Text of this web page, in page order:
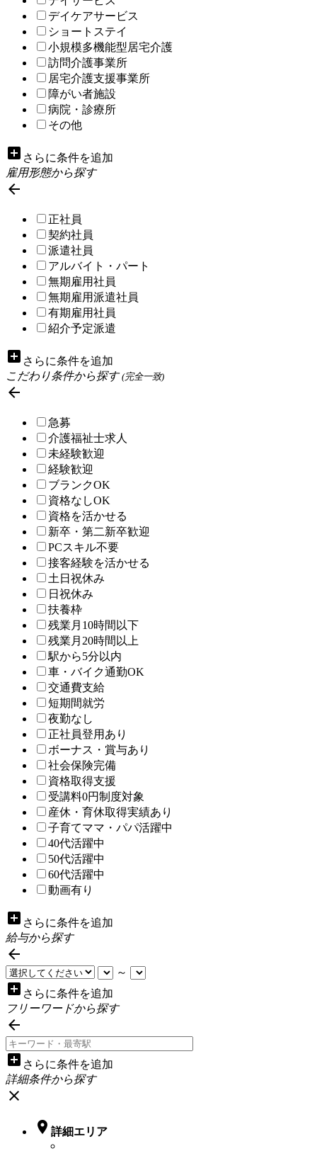
デイケアサービス
ショートステイ
小規模多機能型居宅介護
訪問介護事業所
居宅介護支援事業所
障がい者施設
病院・診療所
その他
add_box さらに条件を追加
雇用形態から探す

正社員
契約社員
派遣社員
アルバイト・パート
無期雇用社員
無期雇用派遣社員
有期雇用社員
紹介予定派遣
add_box さらに条件を追加
こだわり条件から探す(完全一致)

急募
介護福祉士求人
未経験歓迎
経験歓迎
ブランクOK
資格なしOK
資格を活かせる
新卒・第二新卒歓迎
PCスキル不要
接客経験を活かせる
土日祝休み
日祝休み
扶養枠
残業月10時間以下
残業月20時間以上
駅から5分以内
車・バイク通勤OK
交通費支給
短期間就労
夜勤なし
正社員登用あり
ボーナス・賞与あり
社会保険完備
資格取得支援
受講料0円制度対象
産休・育休取得実績あり
子育てママ・パパ活躍中
40代活躍中
50代活躍中
60代活躍中
動画有り
add_box さらに条件を追加
給与から探す

～
add_box さらに条件を追加
フリーワードから探す

add_box さらに条件を追加
詳細条件から探す
close
 詳細エリア